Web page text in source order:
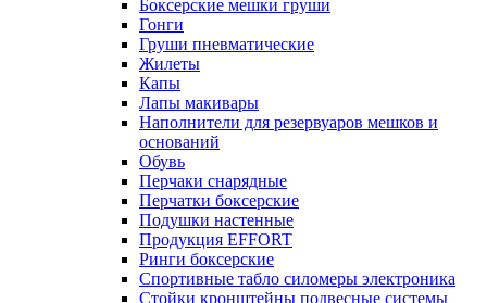
Боксерские мешки груши
Гонги
Груши пневматические
Жилеты
Капы
Лапы макивары
Наполнители для резервуаров мешков и
оснований
Обувь
Перчаки снарядные
Перчатки боксерские
Подушки настенные
Продукция EFFORT
Ринги боксерские
Спортивные табло силомеры электроника
Стойки кронштейны подвесные системы